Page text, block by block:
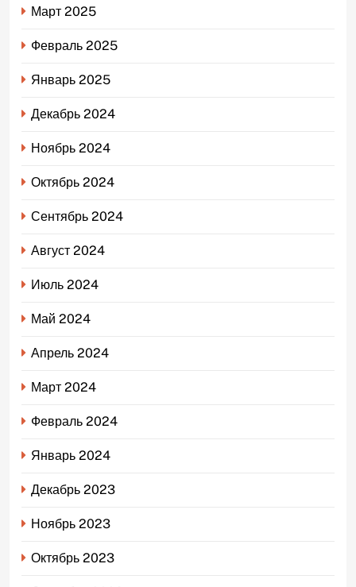
Март 2025
Февраль 2025
Январь 2025
Декабрь 2024
Ноябрь 2024
Октябрь 2024
Сентябрь 2024
Август 2024
Июль 2024
Май 2024
Апрель 2024
Март 2024
Февраль 2024
Январь 2024
Декабрь 2023
Ноябрь 2023
Октябрь 2023